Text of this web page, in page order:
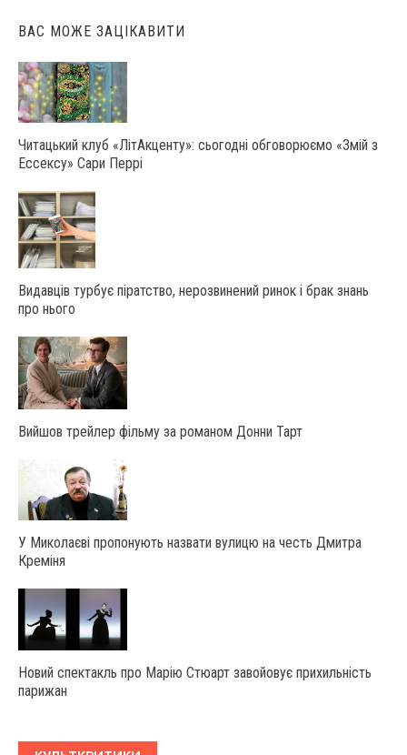
ВАС МОЖЕ ЗАЦІКАВИТИ
Читацький клуб «ЛітАкценту»: сьогодні обговорюємо «Змій з
Ессексу» Сари Перрі
Видавців турбує піратство, нерозвинений ринок і брак знань
про нього
Вийшов трейлер фільму за романом Донни Тарт
У Миколаєві пропонують назвати вулицю на честь Дмитра
Креміня
Новий спектакль про Марію Стюарт завойовує прихильність
парижан